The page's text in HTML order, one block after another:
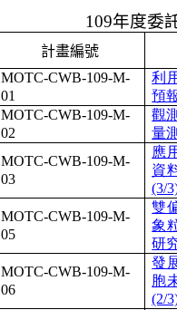
109年度委
計畫編號
MOTC-CWB-109-M-
01
利
預
MOTC-CWB-109-M-
02
觀
量
MOTC-CWB-109-M-
03
應
資
(3/
MOTC-CWB-109-M-
05
雙
象
研
MOTC-CWB-109-M-
06
發
胞
(2/